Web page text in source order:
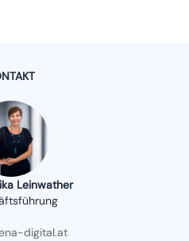
Leinwather
digital.at